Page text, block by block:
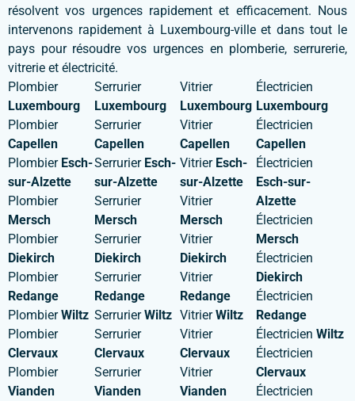
résolvent vos urgences rapidement et efficacement. Nous
intervenons rapidement à Luxembourg-ville et dans tout le
pays pour résoudre vos urgences en plomberie, serrurerie,
vitrerie et électricité.
Plombier
Luxembourg
Plombier
Capellen
Plombier Esch-
sur-Alzette
Plombier
Mersch
Plombier
Diekirch
Plombier
Redange
PlombierWiltz
Plombier
Clervaux
Plombier
Vianden
Serrurier
Luxembourg
Serrurier
Capellen
Serrurier Esch-
sur-Alzette
Serrurier
Mersch
Serrurier
Diekirch
Serrurier
Redange
SerrurierWiltz
Serrurier
Clervaux
Serrurier
Vianden
Vitrier
Luxembourg
Vitrier
Capellen
Vitrier Esch-
sur-Alzette
Vitrier
Mersch
Vitrier
Diekirch
Vitrier
Redange
VitrierWiltz
Vitrier
Clervaux
Vitrier
Vianden
Électricien
Luxembourg
Électricien
Capellen
Électricien
Esch-sur-
Alzette
Électricien
Mersch
Électricien
Diekirch
Électricien
Redange
ÉlectricienWiltz
Électricien
Clervaux
Électricien